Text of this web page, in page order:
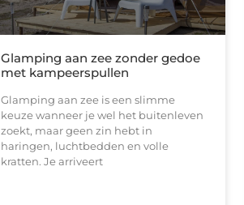
Glamping aan zee zonder gedoe
met kampeerspullen
Glamping aan zee is een slimme
keuze wanneer je wel het buitenleven
zoekt, maar geen zin hebt in
haringen, luchtbedden en volle
kratten. Je arriveert